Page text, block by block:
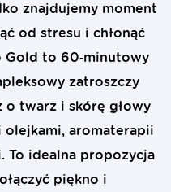
znajdujemy moment
od stresu i chłonąć
Gold to 60‑minutowy
zatroszczy
o twarz i skórę głowy
olejkami, aromaterapii
To idealna propozycja
piękno i